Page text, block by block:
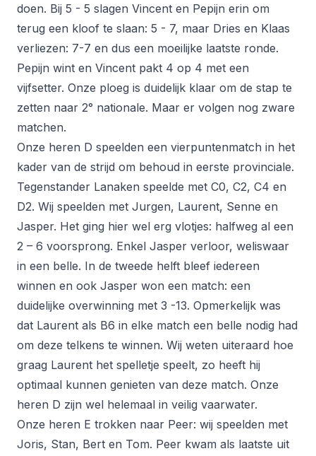
doen. Bij 5 - 5 slagen Vincent en Pepijn erin om
terug een kloof te slaan: 5 - 7, maar Dries en Klaas
verliezen: 7-7 en dus een moeilijke laatste ronde.
Pepijn wint en Vincent pakt 4 op 4 met een
vijfsetter. Onze ploeg is duidelijk klaar om de stap te
zetten naar 2° nationale. Maar er volgen nog zware
matchen.
Onze heren D speelden een vierpuntenmatch in het
kader van de strijd om behoud in eerste provinciale.
Tegenstander Lanaken speelde met C0, C2, C4 en
D2. Wij speelden met Jurgen, Laurent, Senne en
Jasper. Het ging hier wel erg vlotjes: halfweg al een
2 – 6 voorsprong. Enkel Jasper verloor, weliswaar
in een belle. In de tweede helft bleef iedereen
winnen en ook Jasper won een match: een
duidelijke overwinning met 3 -13. Opmerkelijk was
dat Laurent als B6 in elke match een belle nodig had
om deze telkens te winnen. Wij weten uiteraard hoe
graag Laurent het spelletje speelt, zo heeft hij
optimaal kunnen genieten van deze match. Onze
heren D zijn wel helemaal in veilig vaarwater.
Onze heren E trokken naar Peer: wij speelden met
Joris, Stan, Bert en Tom. Peer kwam als laatste uit